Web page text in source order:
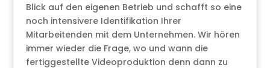
Blick auf den eigenen Betrieb und schafft so eine
noch intensivere Identifikation Ihrer
Mitarbeitenden mit dem Unternehmen. Wir hören
immer wieder die Frage, wo und wann die
fertiggestellte Videoproduktion denn dann zu